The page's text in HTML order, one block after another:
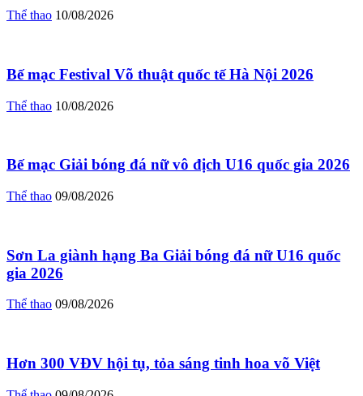
Thể thao 10/08/2026
Bế mạc Festival Võ thuật quốc tế Hà Nội 2026
Thể thao 10/08/2026
Bế mạc Giải bóng đá nữ vô địch U16 quốc gia 2026
Thể thao 09/08/2026
Sơn La giành hạng Ba Giải bóng đá nữ U16 quốc
gia 2026
Thể thao 09/08/2026
Hơn 300 VĐV hội tụ, tỏa sáng tinh hoa võ Việt